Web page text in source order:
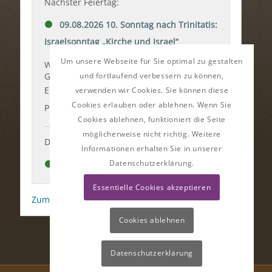
Um unsere Webseite für Sie optimal zu gestalten
und fortlaufend verbessern zu können,
verwenden wir Cookies. Sie können diese
Cookies erlauben oder ablehnen. Wenn Sie
Cookies ablehnen, funktioniert die Seite
möglicherweise nicht richtig. Weitere
Informationen erhalten Sie in unserer
Datenschutzerklärung.
Essentielle Cookies akzeptieren
Cookies ablehnen
Datenschutzerklärung